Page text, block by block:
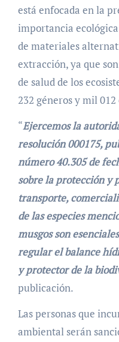
está enfocada en la
importancia
de materiales
extracción, ya que
de salud de los
232 géneros y mil
“Ejercemos la
resolución 000175,
número 40.305 de
sobre la protección y
transporte,
de las especies
musgos son
regular el balance
y protector de la
publicación.
Las personas que
ambiental serán